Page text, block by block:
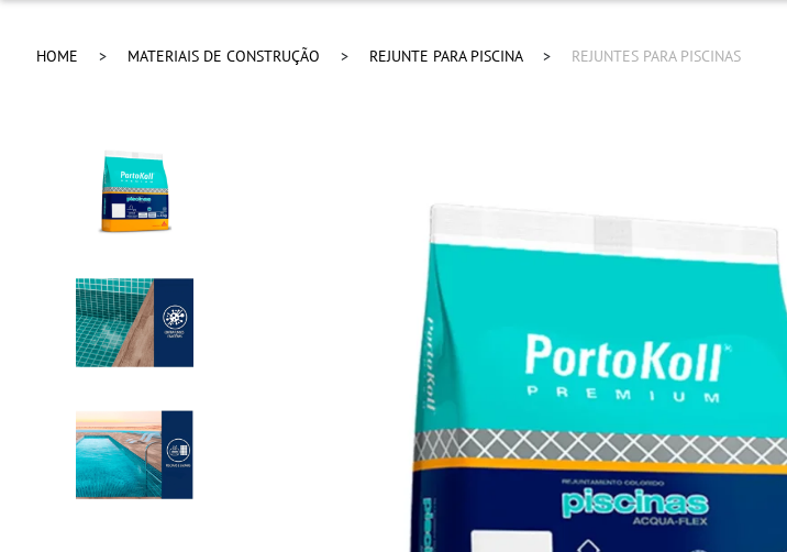
HOME MATERIAIS DE CONSTRUÇÃO REJUNTE PARA PISCINA REJUNTES PARA PISCINAS